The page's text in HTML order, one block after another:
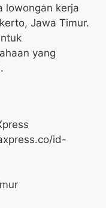
lowongan kerja
Jawa Timur.
yang
id-